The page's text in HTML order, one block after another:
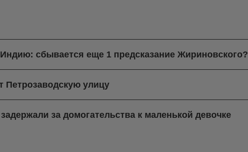
сбывается еще 1 предсказание Жириновского?
Петрозаводскую улицу
за домогательства к маленькой девочке